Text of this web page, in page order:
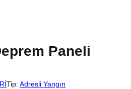
Paneli
Tip: Adresli Yangın